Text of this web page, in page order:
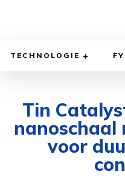
TECHNOLOGIE
Tin
nanoschaal
voor